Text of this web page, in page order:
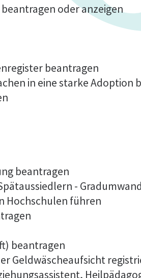
oder anzeigen
beantragen
in eine starke Adoption
beantragen
-
Hochschulen führen
beantragen
Geldwäscheaufsicht